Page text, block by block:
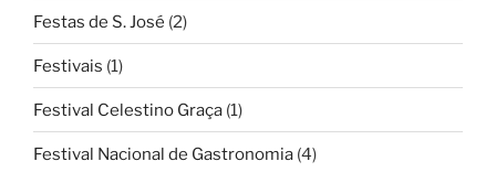
Festas de S. José (2)
Festivais (1)
Festival Celestino Graça (1)
Festival Nacional de Gastronomia (4)